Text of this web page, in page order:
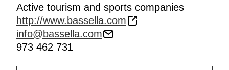
Active tourism and sports companies
http://www.bassella.com
info@bassella.com
973 462 731